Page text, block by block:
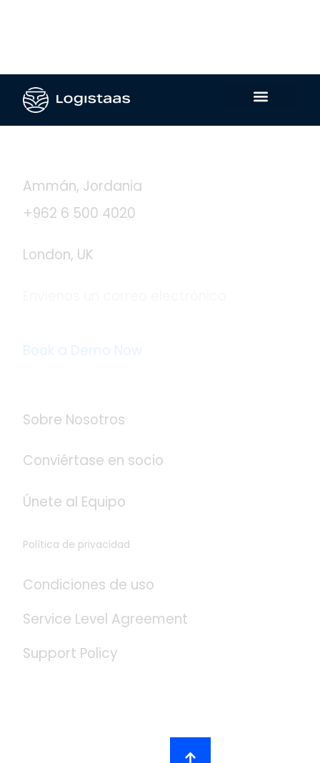
Ammán, Jordania
+962 6 500 4020
London, UK
Book a Demo Now
Sobre Nosotros
Conviértase en socio
Únete al Equipo
Política de privacidad
Condiciones de uso
Service Level Agreement
Support Policy